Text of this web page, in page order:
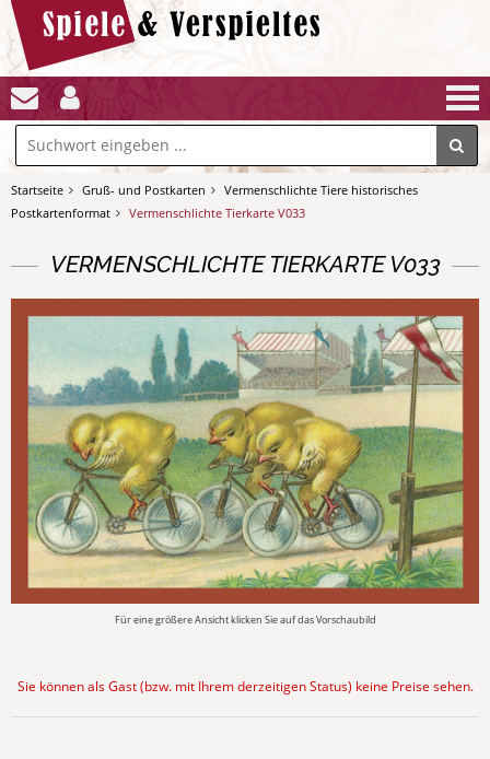
Startseite Gruß- und Postkarten
Vermenschlichte Tiere historisches
Postkartenformat
Vermenschlichte Tierkarte V033
VERMENSCHLICHTE TIERKARTE V033
Für eine größere Ansicht klicken Sie auf das Vorschaubild
Sie können als Gast (bzw. mit Ihrem derzeitigen Status) keine Preise sehen.